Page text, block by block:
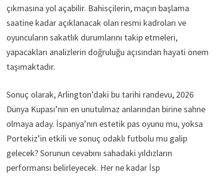
çıkmasına yol açabilir. Bahisçilerin, maçın başlama
saatine kadar açıklanacak olan resmi kadroları ve
oyuncuların sakatlık durumlarını takip etmeleri,
yapacakları analizlerin doğruluğu açısından hayati önem
taşımaktadır.
Sonuç olarak, Arlington’daki bu tarihi randevu, 2026
Dünya Kupası’nın en unutulmaz anlarından birine sahne
olmaya aday. İspanya’nın estetik pas oyunu mu, yoksa
Portekiz’in etkili ve sonuç odaklı futbolu mu galip
gelecek? Sorunun cevabını sahadaki yıldızların
performansı belirleyecek. Her ne kadar İsp